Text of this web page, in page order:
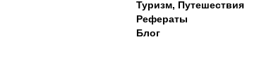
Туризм, Путешествия
Рефераты
Блог